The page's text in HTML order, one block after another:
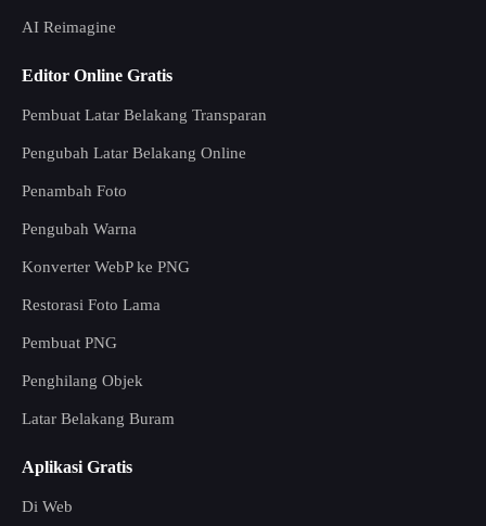
AI Reimagine
Editor Online Gratis
Pembuat Latar Belakang Transparan
Pengubah Latar Belakang Online
Penambah Foto
Pengubah Warna
Konverter WebP ke PNG
Restorasi Foto Lama
Pembuat PNG
Penghilang Objek
Latar Belakang Buram
Aplikasi Gratis
Di Web